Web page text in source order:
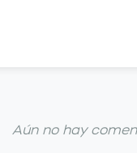
Aún no hay